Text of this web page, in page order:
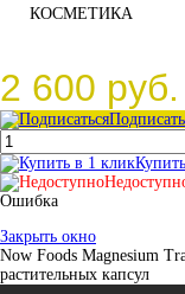
КОСМЕТИКА
2 600 руб.
Ошибка
Закрыть окно
Now Foods Magnesium
растительных капсул